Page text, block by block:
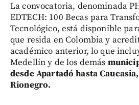
La convocatoria, denominada
EDTECH: 100 Becas para
Tecnológico, está disponible
que resida en Colombia y
académico anterior, lo que
Medellín y de los demás
desde Apartadó hasta
Rionegro.